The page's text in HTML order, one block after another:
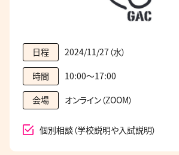
日程 2024/11/27（水）
時間 10:00～17:00
会場 オンライン（ZOOM）
個別相談（学校説明や入試説明）